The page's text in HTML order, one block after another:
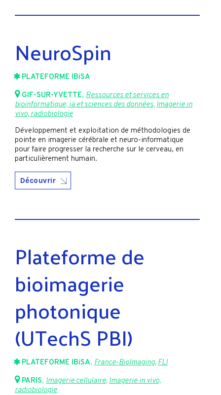
NeuroSpin
PLATEFORME IBiSA
GIF-SUR-YVETTE, Ressources et services en
bioinformatique, ia et sciences des données,Imagerie in
vivo, radiobiologie
Développement et exploitation de méthodologies de
pointe en imagerie cérébrale et neuro-informatique
pour faire progresser la recherche sur le cerveau, en
particulièrement humain.
Découvrir
Plateforme de
bioimagerie
photonique
(UTechS PBI)
PLATEFORME IBiSA, France-BioImaging,FLI
PARIS, Imagerie cellulaire,Imagerie in vivo,
radiobiologie